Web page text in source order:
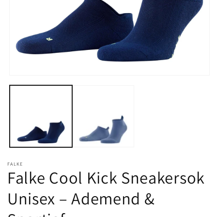
1
FALKE
Falke Cool Kick Sneakersok
Unisex – Ademend &